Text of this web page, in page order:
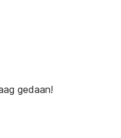
gedaan!